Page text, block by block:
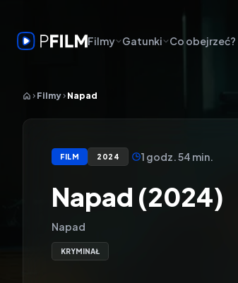
Filmy Gatunki Co obejrzeć?
Filmy Napad
FILM 2024 1 godz. 54 min.
Napad (2024)
Napad
KRYMINAŁ